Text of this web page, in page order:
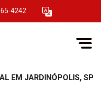
4242
EM JARDINÓPOLIS, SP